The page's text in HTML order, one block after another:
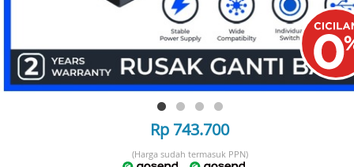
Rp 743.700
(Harga sudah termasuk PPN)